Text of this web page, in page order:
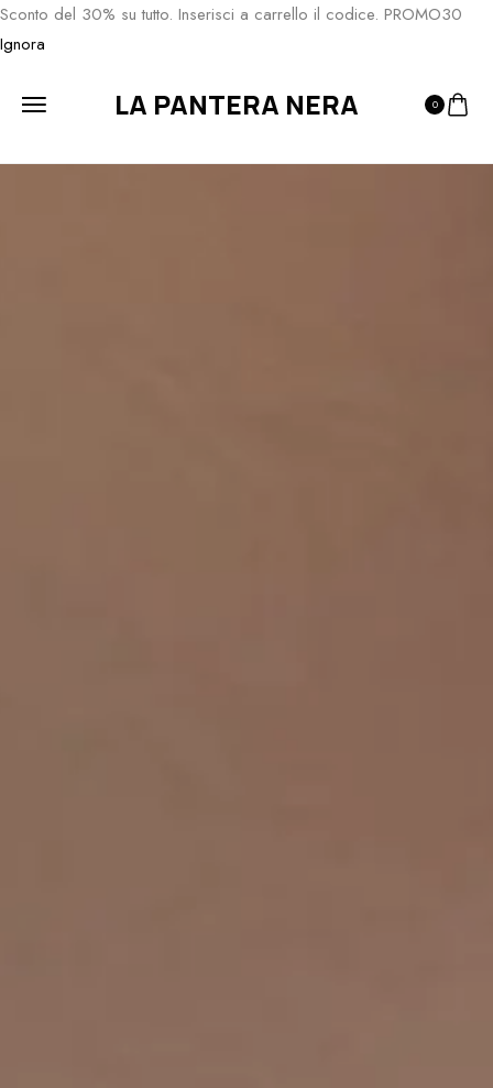
Sconto del 30% su tutto. Inserisci a carrello il codice. PROMO30
Ignora
LA PANTERA NERA 0